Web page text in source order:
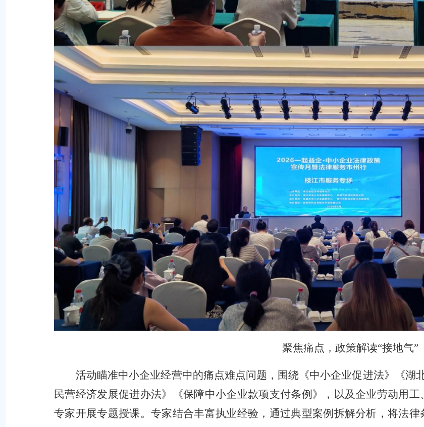
聚焦痛点，政策解读“接地气”
活动瞄准中小企业经营中的痛点难点问题，围绕《中小企业促进法》《湖
民营经济发展促进办法》《保障中小企业款项支付条例》，以及企业劳动用
专家开展专题授课。专家结合丰富执业经验，通过典型案例拆解分析，将法